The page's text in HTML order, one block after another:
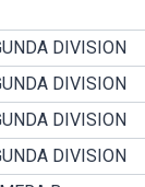
DIVISION
DIVISION
DIVISION
DIVISION